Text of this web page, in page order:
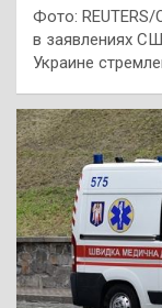
Фото:
в заявлениях
Украине